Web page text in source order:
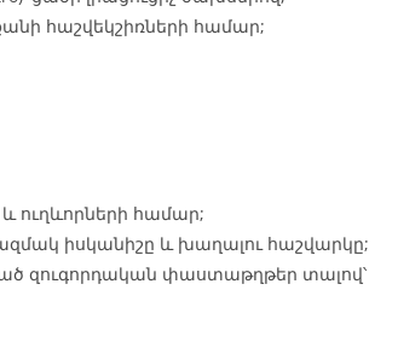
հաշվեկշիռների համար;
և ուղևորների համար;
իսկանիշը և խաղալու հաշվարկը;
զուգորդական փաստաթղթեր տալով՝